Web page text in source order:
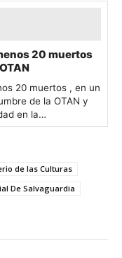
20 muertos
20 muertos , en un
de la OTAN y
en la…
de las Culturas
De Salvaguardia